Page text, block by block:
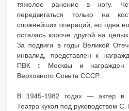
тяжелое ранение в ногу.
передвигаться только на
сложнейших операций, но одна
осталась короче другой на
За подвиги в годы Великой
инвалид, представлен к
ПВК г. Москвы и награжден
Верховного Совета СССР.
В 1945-1982 годах — актер в
Театра кукол под руководством